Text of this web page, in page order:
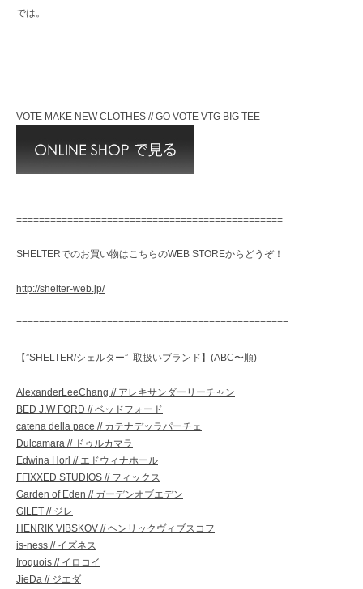
では。
VOTE MAKE NEW CLOTHES // GO VOTE VTG BIG TEE
===============================================
SHELTERでのお買い物はこちらのWEB STOREからどうぞ！
http://shelter-web.jp/
================================================
【”SHELTER/シェルター” 取扱いブランド】(ABC〜順)
AlexanderLeeChang // アレキサンダーリーチャン
BED J.W FORD // ベッドフォード
catena della pace // カテナデッラパーチェ
Dulcamara // ドゥルカマラ
Edwina Horl // エドウィナホール
FFIXXED STUDIOS // フィックス
Garden of Eden // ガーデンオブエデン
GILET // ジレ
HENRIK VIBSKOV // ヘンリックヴィブスコフ
is-ness // イズネス
Iroquois // イロコイ
JieDa // ジエダ